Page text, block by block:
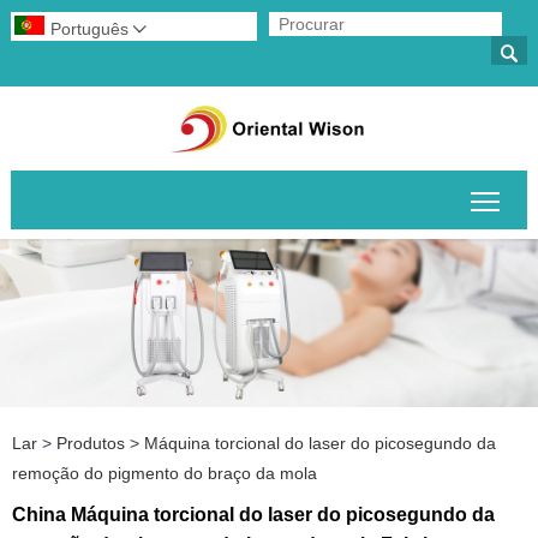

Português 
Lar > Produtos > Máquina torcional do laser do picosegundo da
remoção do pigmento do braço da mola
China Máquina torcional do laser do picosegundo da